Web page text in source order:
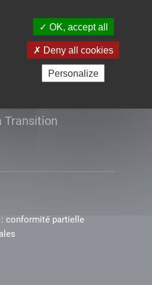
OK, accept all
Deny all cookies
Personalize
Transition
la
Transition
conformité partielle